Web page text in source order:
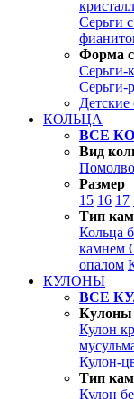
Серьги
Форма
Серьги-
Серьги-
Детские
КОЛЬЦА
ВСЕ
Вид
Размер
15 16 17
Тип
Кольца
камнем
опалом
КУЛОНЫ
ВСЕ
Кулоны
Кулон
Кулон-
Тип
Кулон